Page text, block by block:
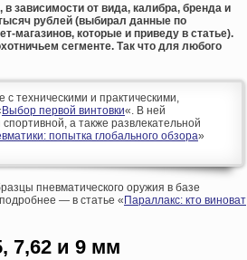
зависимости от вида, калибра, бренда и
рублей (выбирал данные по
магазинов, которые и приведу в статье).
сегменте. Так что для любого
техническими и практическими,
Выбор первой винтовки«. В ней
а также развлекательной
попытка глобального обзора»
пневматического оружия в базе
— в статье «Параллакс: кто виноват
7,62 и 9 мм